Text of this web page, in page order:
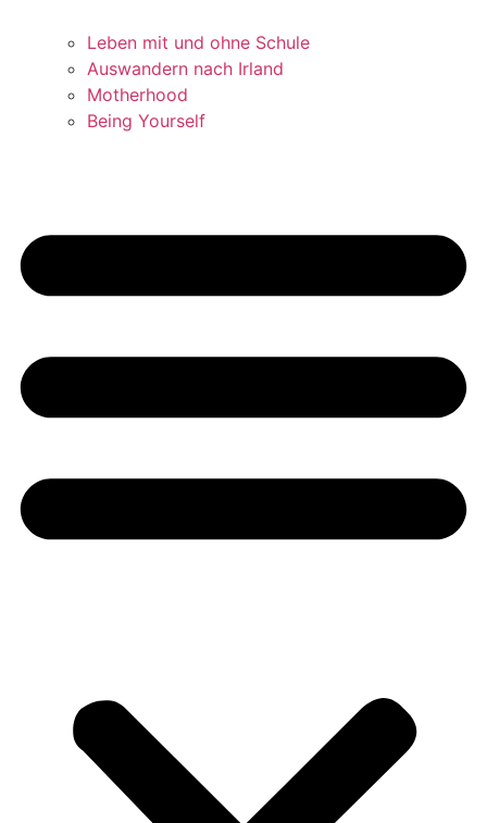
Leben mit und ohne Schule
Auswandern nach Irland
Motherhood
Being Yourself